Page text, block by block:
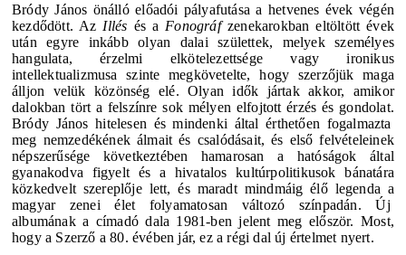
Bródy János önálló előadói pályafutása a hetvenes évek végén
kezdődött. Az Illés és a Fonográfzenekarokban eltöltött évek
után egyre inkább olyan dalai születtek, melyek személyes
hangulata, érzelmi elkötelezettsége vagy ironikus
intellektualizmusa szinte megkövetelte, hogy szerzőjük maga
álljon velük közönség elé. Olyan idők jártak akkor, amikor
dalokban tört a felszínre sok mélyen elfojtott érzés és gondolat.
Bródy János hitelesen és mindenki által érthetően fogalmazta
meg nemzedékének álmait és csalódásait, és első felvételeinek
népszerűsége következtében hamarosan a hatóságok által
gyanakodva figyelt és a hivatalos kultúrpolitikusok bánatára
közkedvelt szereplője lett, és maradt mindmáig élő legenda a
magyar zenei élet folyamatosan változó színpadán. Új
albumának a címadó dala 1981-ben jelent meg először. Most,
hogy a Szerző a 80. évében jár, ez a régi dal új értelmet nyert.